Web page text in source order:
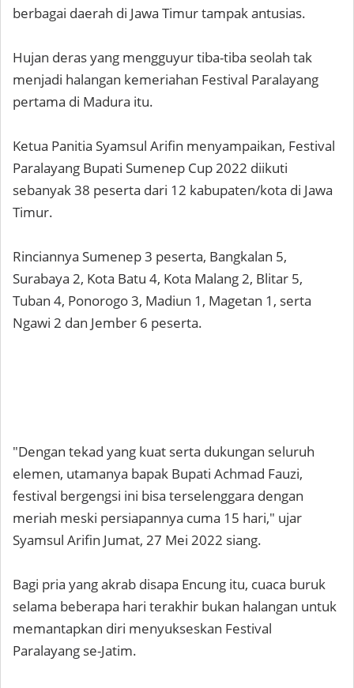
berbagai daerah di Jawa Timur tampak antusias.
Hujan deras yang mengguyur tiba-tiba seolah tak
menjadi halangan kemeriahan Festival Paralayang
pertama di Madura itu.
Ketua Panitia Syamsul Arifin menyampaikan, Festival
Paralayang Bupati Sumenep Cup 2022 diikuti
sebanyak 38 peserta dari 12 kabupaten/kota di Jawa
Timur.
Rinciannya Sumenep 3 peserta, Bangkalan 5,
Surabaya 2, Kota Batu 4, Kota Malang 2, Blitar 5,
Tuban 4, Ponorogo 3, Madiun 1, Magetan 1, serta
Ngawi 2 dan Jember 6 peserta.
"Dengan tekad yang kuat serta dukungan seluruh
elemen, utamanya bapak Bupati Achmad Fauzi,
festival bergengsi ini bisa terselenggara dengan
meriah meski persiapannya cuma 15 hari," ujar
Syamsul Arifin Jumat, 27 Mei 2022 siang.
Bagi pria yang akrab disapa Encung itu, cuaca buruk
selama beberapa hari terakhir bukan halangan untuk
memantapkan diri menyukseskan Festival
Paralayang se-Jatim.